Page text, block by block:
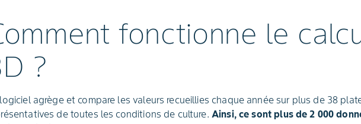
fonctionne le
?
agrège et compare les valeurs recueillies chaque année sur plus de 38
de toutes les conditions de culture. Ainsi, ce sont plus de 2 000